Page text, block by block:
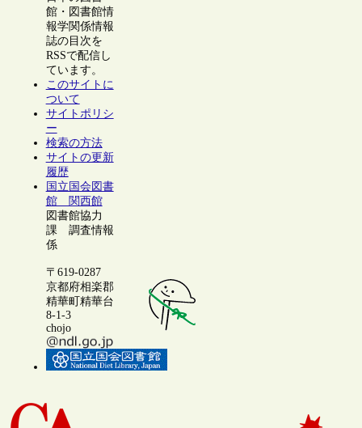
館・図書館情
報学関係情報
誌の目次を
RSSで配信し
ています。
このサイトに
ついて
サイトポリシ
ー
検索の方法
サイトの更新
履歴
国立国会図書
館 関西館
図書館協力
課 調査情報
係
〒619-0287
京都府相楽郡
精華町精華台
8-1-3
chojo